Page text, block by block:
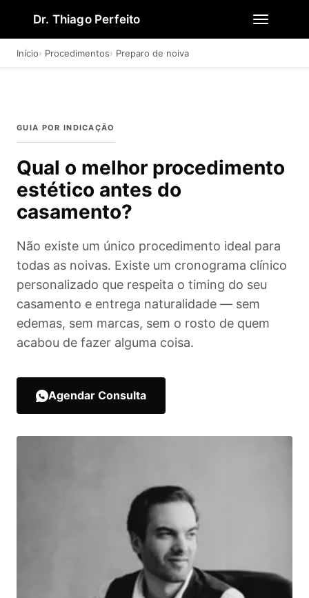
Dr. Thiago Perfeito
Início Procedimentos Preparo de noiva
GUIA POR INDICAÇÃO
Qual o melhor procedimento
estético antes do
casamento?
Não existe um único procedimento ideal para
todas as noivas. Existe um cronograma clínico
personalizado que respeita o timing do seu
casamento e entrega naturalidade — sem
edemas, sem marcas, sem o rosto de quem
acabou de fazer alguma coisa.
Agendar Consulta